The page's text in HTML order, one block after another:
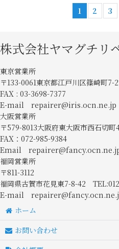
1 2 3
株式会社ヤマグチリ
東京営業所
〒133-0061東京都江戸川区篠崎町
FAX : 03-3698-7377
E-mail repairer@iris.ocn.ne.jp
大阪営業所
〒579-8013大阪府東大阪市西石切
FAX：072-985-9384
Email
福岡営業所
〒811-3112
福岡県古賀市花見東7-8-42
E-mail
ホーム
お問い合わせ